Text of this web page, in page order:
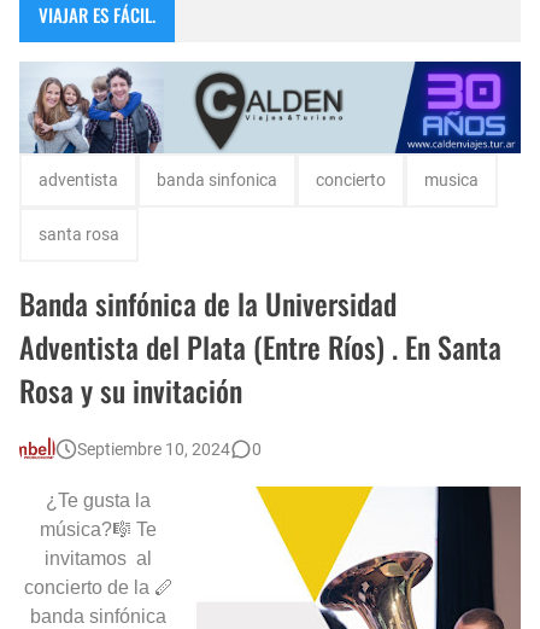
Encuentro de Matrimonios en Toay.
VIAJAR ES FÁCIL.
adventista banda sinfonica concierto musica
santa rosa
Banda sinfónica de la Universidad
Adventista del Plata (Entre Ríos) . En Santa
Rosa y su invitación
Septiembre 10, 2024 0
¿Te gusta la
música?🎼 Te
invitamos al
concierto de la 🪈
banda sinfónica